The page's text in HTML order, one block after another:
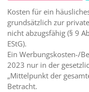
Kosten für ein
grundsätzlich zur
nicht abzugsfähig (§ 9
EStG).
Ein Werbungskosten-/
2023 nur in der
„Mittelpunkt der
Betracht.